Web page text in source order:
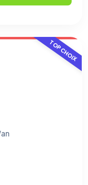
TOP CHOIX